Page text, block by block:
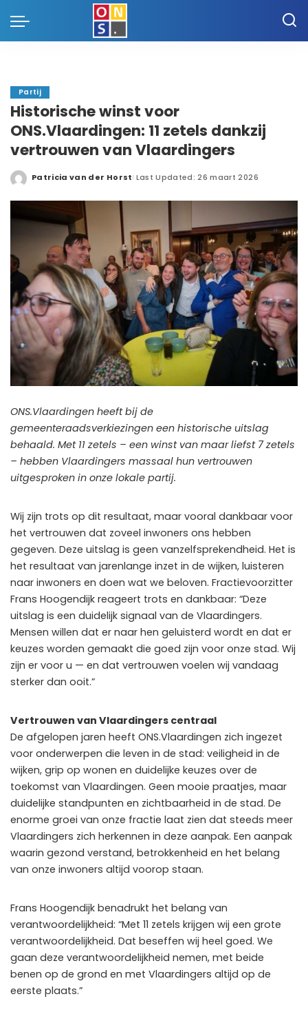
Partij
Historische winst voor
ONS.Vlaardingen: 11 zetels dankzij
vertrouwen van Vlaardingers
Posted
Patricia van der Horst Last Updated: 26 maart 2026
ONS.Vlaardingen heeft bij de
gemeenteraadsverkiezingen een historische uitslag
behaald. Met 11 zetels – een winst van maar liefst 7 zetels
– hebben Vlaardingers massaal hun vertrouwen
uitgesproken in onze lokale partij.
Wij zijn trots op dit resultaat, maar vooral dankbaar voor
het vertrouwen dat zoveel inwoners ons hebben
gegeven. Deze uitslag is geen vanzelfsprekendheid. Het is
het resultaat van jarenlange inzet in de wijken, luisteren
naar inwoners en doen wat we beloven. Fractievoorzitter
Frans Hoogendijk reageert trots en dankbaar: “Deze
uitslag is een duidelijk signaal van de Vlaardingers.
Mensen willen dat er naar hen geluisterd wordt en dat er
keuzes worden gemaakt die goed zijn voor onze stad. Wij
zijn er voor u — en dat vertrouwen voelen wij vandaag
sterker dan ooit.”
Vertrouwen van Vlaardingers centraal
De afgelopen jaren heeft ONS.Vlaardingen zich ingezet
voor onderwerpen die leven in de stad: veiligheid in de
wijken, grip op wonen en duidelijke keuzes over de
toekomst van Vlaardingen. Geen mooie praatjes, maar
duidelijke standpunten en zichtbaarheid in de stad. De
enorme groei van onze fractie laat zien dat steeds meer
Vlaardingers zich herkennen in deze aanpak. Een aanpak
waarin gezond verstand, betrokkenheid en het belang
van onze inwoners altijd voorop staan.
Frans Hoogendijk benadrukt het belang van
verantwoordelijkheid: “Met 11 zetels krijgen wij een grote
verantwoordelijkheid. Dat beseffen wij heel goed. We
gaan deze verantwoordelijkheid nemen, met beide
benen op de grond en met Vlaardingers altijd op de
eerste plaats.”